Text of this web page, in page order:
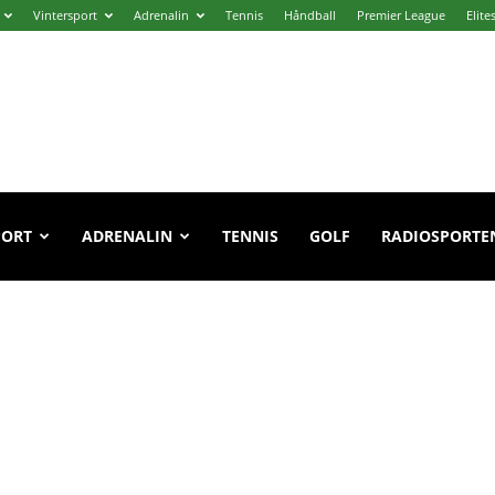
Vintersport Adrenalin Tennis Håndball Premier League
ADRENALIN TENNIS GOLF